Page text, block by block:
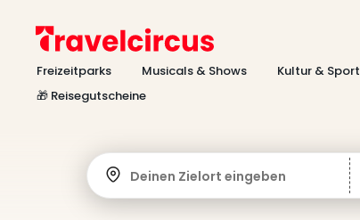
Freizeitparks Musicals & Shows Kultur & Sport
🎁 Reisegutscheine
Deinen Zielort eingeben